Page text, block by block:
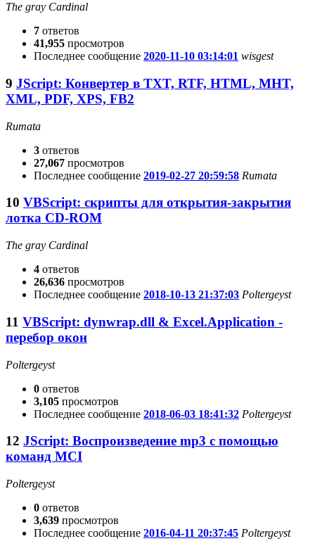
The gray Cardinal
7 ответов
41,955 просмотров
Последнее сообщение 2020-11-10 03:14:01 wisgest
9 JScript: Конвертер в TXT, RTF, HTML, MHT,
XML, PDF, XPS, FB2
Rumata
3 ответов
27,067 просмотров
Последнее сообщение 2019-02-27 20:59:58 Rumata
10 VBScript: скрипты для открытия-закрытия
лотка CD-ROM
The gray Cardinal
4 ответов
26,636 просмотров
Последнее сообщение 2018-10-13 21:37:03 Poltergeyst
11 VBScript: dynwrap.dll & Excel.Application -
перебор окон
Poltergeyst
0 ответов
3,105 просмотров
Последнее сообщение 2018-06-03 18:41:32 Poltergeyst
12 JScript: Воспроизведение mp3 с помощью
команд MCI
Poltergeyst
0 ответов
3,639 просмотров
Последнее сообщение 2016-04-11 20:37:45 Poltergeyst